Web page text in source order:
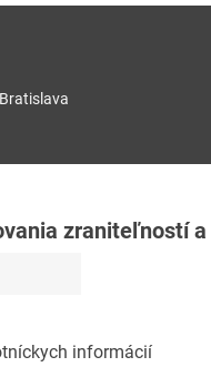
zraniteľností
informácií